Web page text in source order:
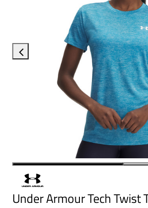
Under Armour Tech Twist